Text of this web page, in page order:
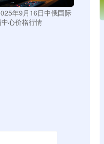
年9月16日中俄国际
心价格行情